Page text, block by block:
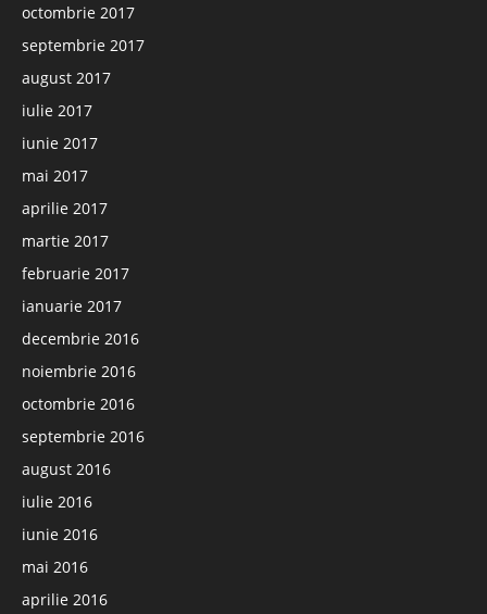
octombrie 2017
septembrie 2017
august 2017
iulie 2017
iunie 2017
mai 2017
aprilie 2017
martie 2017
februarie 2017
ianuarie 2017
decembrie 2016
noiembrie 2016
octombrie 2016
septembrie 2016
august 2016
iulie 2016
iunie 2016
mai 2016
aprilie 2016